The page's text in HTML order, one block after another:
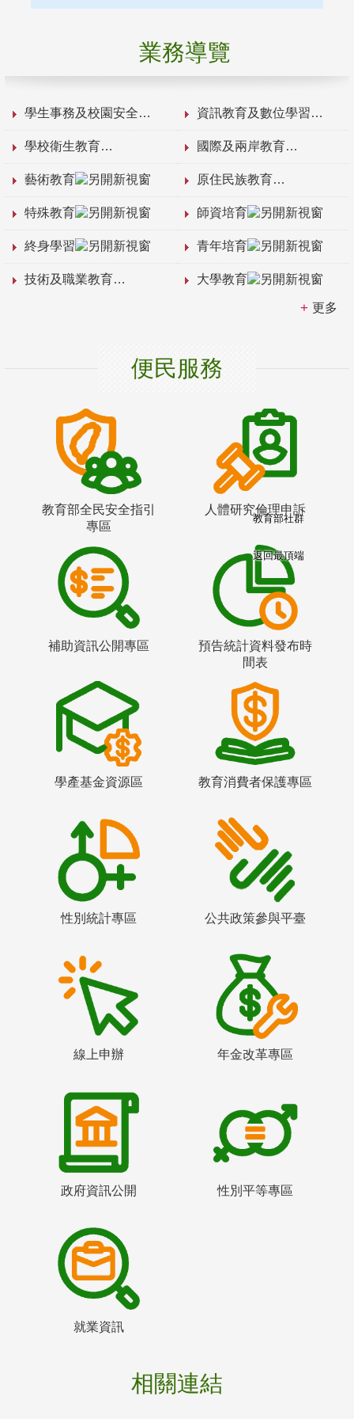
業務導覽
學生事務及校園安全 資訊教育及數位學習
學校衛生教育 國際及兩岸教育
藝術教育 原住民族教育
特殊教育 師資培育
終身學習 青年培育
技術及職業教育 大學教育
更多
便民服務
教育部全民安全指引
專區
人體研究倫理申訴
補助資訊公開專區
預告統計資料發布時
間表
學產基金資源區 教育消費者保護專區
性別統計專區 公共政策參與平臺
線上申辦 年金改革專區
政府資訊公開 性別平等專區
就業資訊
相關連結
教育部社群
返回最頂端